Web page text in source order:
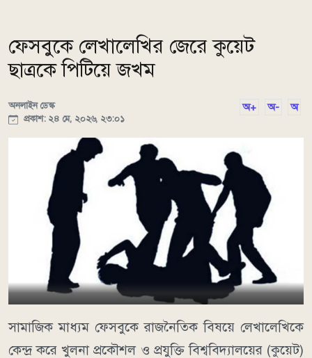
ফেসবুকে লেখালেখির জেরে কুয়েট
ছাত্রকে পিটিয়ে জখম
অনলাইন ডেস্ক
প্রকাশ: ২৪ মে, ২০২৬, ২৩:০১
অ+ অ- অ
সামাজিক মাধ্যম ফেসবুকে রাজনৈতিক বিষয়ে লেখালেখিকে
কেন্দ্র করে খুলনা প্রকৌশল ও প্রযুক্তি বিশ্ববিদ্যালয়ের (কুয়েট)